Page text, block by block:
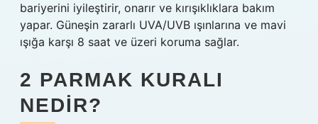
bariyerini iyileştirir, onarır ve kırışıklıklara bakım
yapar. Güneşin zararlı UVA/UVB ışınlarına ve mavi
ışığa karşı 8 saat ve üzeri koruma sağlar.
2 PARMAK KURALI
NEDIR?